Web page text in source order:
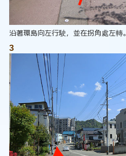
沿著環島向左行駛，並在拐角處左轉。
3